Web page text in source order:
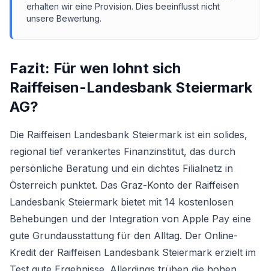
erhalten wir eine Provision. Dies beeinflusst nicht
unsere Bewertung.
Fazit: Für wen lohnt sich
Raiffeisen-Landesbank Steiermark
AG?
Die Raiffeisen Landesbank Steiermark ist ein solides,
regional tief verankertes Finanzinstitut, das durch
persönliche Beratung und ein dichtes Filialnetz in
Österreich punktet. Das Graz-Konto der Raiffeisen
Landesbank Steiermark bietet mit 14 kostenlosen
Behebungen und der Integration von Apple Pay eine
gute Grundausstattung für den Alltag. Der Online-
Kredit der Raiffeisen Landesbank Steiermark erzielt im